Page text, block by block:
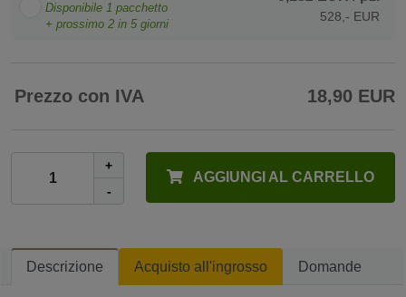
Disponibile 1 pacchetto
+ prossimo 2 in 5 giorni
528,- EUR
Prezzo con IVA 18,90 EUR
+
-
AGGIUNGI AL CARRELLO
Descrizione Acquisto all'ingrosso Domande